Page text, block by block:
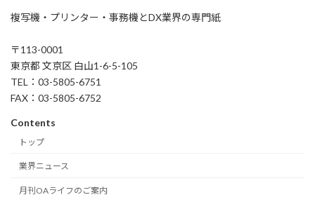
複写機・プリンター・事務機とDX業界の専門紙
〒113-0001
東京都 文京区 白山1-6-5-105
TEL：03-5805-6751
FAX：03-5805-6752
Contents
トップ
業界ニュース
月刊OAライフのご案内